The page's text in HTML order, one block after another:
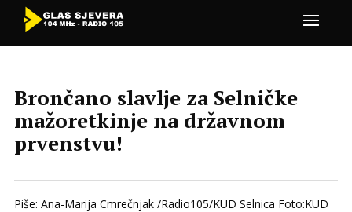
Brončano slavlje za Selničke
mažoretkinje na državnom
prvenstvu!
Piše: Ana-Marija Cmrečnjak /Radio105/KUD Selnica Foto:KUD